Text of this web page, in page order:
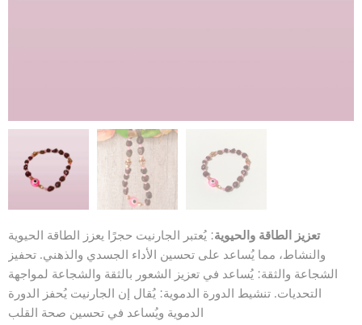
تعزيز الطاقة والحيوية: يُعتبر الجارنيت حجرًا يعزز الطاقة الحيوية
والنشاط، مما يُساعد على تحسين الأداء الجسدي والذهني. تحفيز
الشجاعة والثقة: يُساعد في تعزيز الشعور بالثقة والشجاعة لمواجهة
التحديات. تنشيط الدورة الدموية: يُقال إن الجارنيت يُحفز الدورة
الدموية ويُساعد في تحسين صحة القلب